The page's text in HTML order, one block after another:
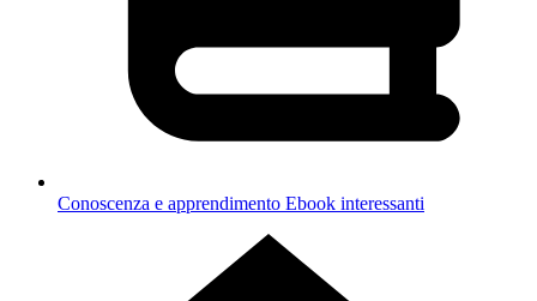
Conoscenza e apprendimento Ebook interessanti